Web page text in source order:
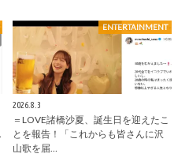
ENTERTAINMENT
2026.8.3
＝LOVE諸橋沙夏、誕生日を迎えたこ
とを報告！「これからも皆さんに沢
山歌を届…